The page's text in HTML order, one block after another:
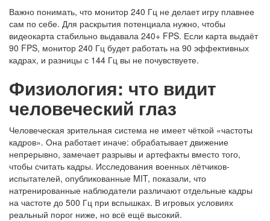
Важно понимать, что монитор 240 Гц не делает игру плавнее
сам по себе. Для раскрытия потенциала нужно, чтобы
видеокарта стабильно выдавала 240+ FPS. Если карта выдаёт
90 FPS, монитор 240 Гц будет работать на 90 эффективных
кадрах, и разницы с 144 Гц вы не почувствуете.
Физиология: что видит
человеческий глаз
Человеческая зрительная система не имеет чёткой «частоты
кадров». Она работает иначе: обрабатывает движение
непрерывно, замечает разрывы и артефакты вместо того,
чтобы считать кадры. Исследования военных лётчиков-
испытателей, опубликованные MIT, показали, что
натренированные наблюдатели различают отдельные кадры
на частоте до 500 Гц при вспышках. В игровых условиях
реальный порог ниже, но всё ещё высокий.